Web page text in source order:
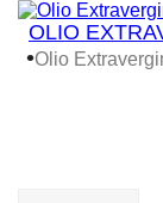
OLIO
•Olio